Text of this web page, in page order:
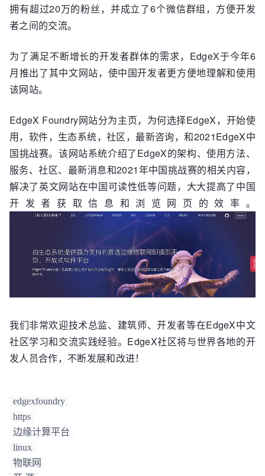
拥有超过20万的粉丝，并成立了6个微信群组，方便开发
者之间的交流。
为了满足不断增长的开发者群体的需求，EdgeX于今年6
月推出了其中文网站，使中国开发者更方便地理解和使用
该网站。
EdgeX Foundry网站分为主页，为何选择EdgeX，开始使
用，软件，生态系统，社区，最新咨询，和2021EdgeX中
国挑战赛。该网站系统介绍了EdgeX的架构、使用方法、
服务、社区、最新消息和2021年中国挑战赛的相关内容，
解决了英文网站在中国可读性低等问题，大大提高了中国
开发者获取信息和浏览网页的效率。
我们非常欢迎技术总监、建筑师、开发者等在EdgeX中文
社区学习和交流实践经验。EdgeX社区将与世界各地的开
发人员合作，不断发展和改进！
edgexfoundry
https
边缘计算平台
linux
物联网